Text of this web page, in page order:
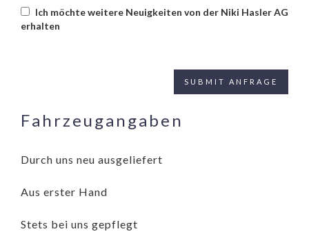
Ich möchte weitere Neuigkeiten von der Niki Hasler AG
erhalten
Fahrzeugangaben
Durch uns neu ausgeliefert
Aus erster Hand
Stets bei uns gepflegt